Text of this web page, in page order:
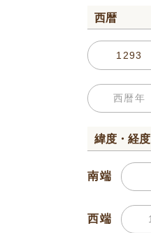
西暦
緯度・経度
南端
西端